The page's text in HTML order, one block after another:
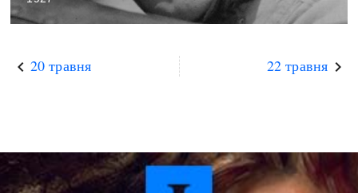
keyboard_arrow_left 20 травня 22 травня keyboard_arrow_right